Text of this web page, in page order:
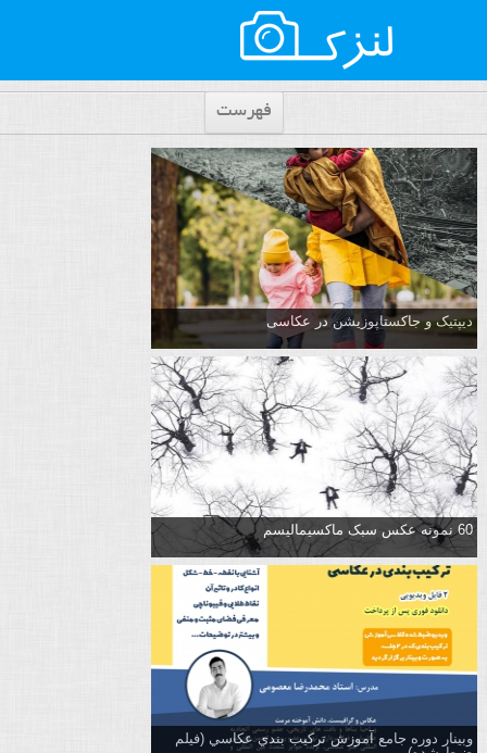
فهرست
دیپتیک و جاکستا‌پوزیشن در عکاسی
60 نمونه عکس سبک ماکسیمالیسم
وبینار دوره جامع آموزش تركيب بندي عكاسي (فیلم